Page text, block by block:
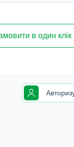
в один клік